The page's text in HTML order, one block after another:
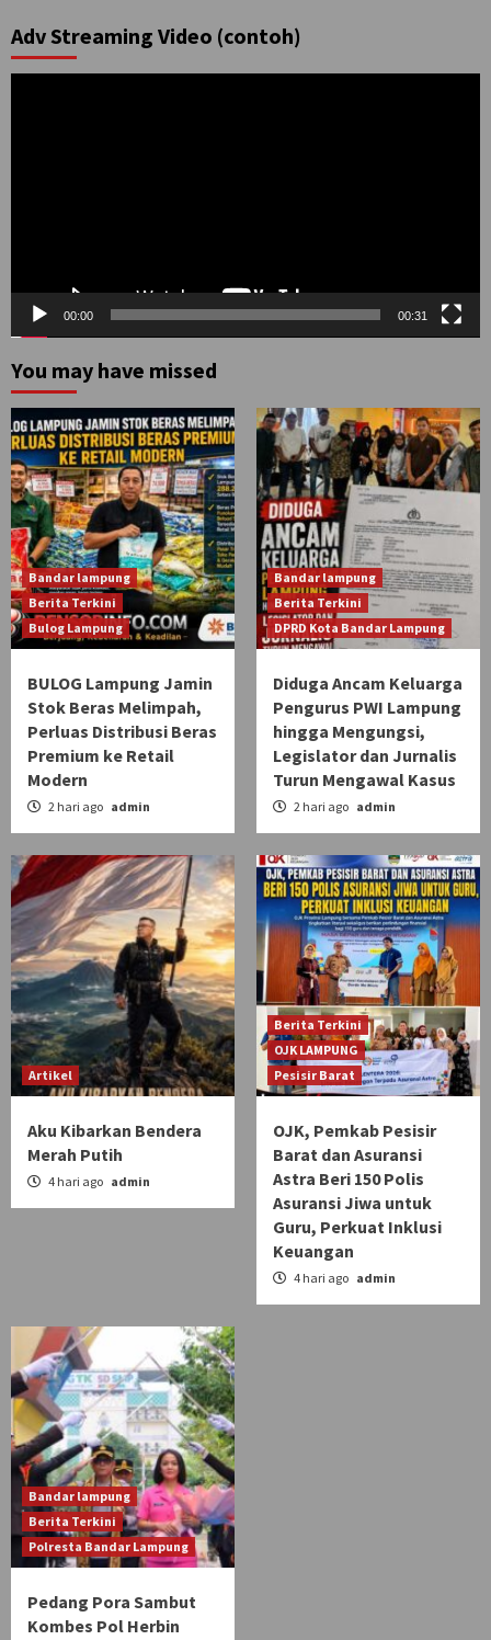
Adv Streaming Video (contoh)
00:00 00:31
You may have missed
Bandar lampung
Berita Terkini
Bulog Lampung
BULOG Lampung Jamin
Stok Beras Melimpah,
Perluas Distribusi Beras
Premium ke Retail
Modern
2 hari ago admin
Bandar lampung
Berita Terkini
DPRD Kota Bandar Lampung
Diduga Ancam Keluarga
Pengurus PWI Lampung
hingga Mengungsi,
Legislator dan Jurnalis
Turun Mengawal Kasus
2 hari ago admin
Artikel
Aku Kibarkan Bendera
Merah Putih
4 hari ago admin
Berita Terkini
OJK LAMPUNG
Pesisir Barat
OJK, Pemkab Pesisir
Barat dan Asuransi
Astra Beri 150 Polis
Asuransi Jiwa untuk
Guru, Perkuat Inklusi
Keuangan
4 hari ago admin
Bandar lampung
Berita Terkini
Polresta Bandar Lampung
Pedang Pora Sambut
Kombes Pol Herbin